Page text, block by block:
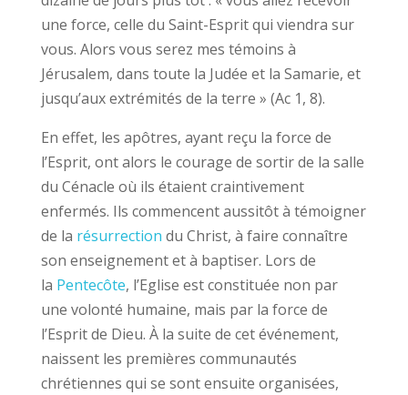
une force, celle du Saint-Esprit qui viendra sur
vous. Alors vous serez mes témoins à
Jérusalem, dans toute la Judée et la Samarie, et
jusqu’aux extrémités de la terre » (Ac 1, 8).
En effet, les apôtres, ayant reçu la force de
l’Esprit, ont alors le courage de sortir de la salle
du Cénacle où ils étaient craintivement
enfermés. Ils commencent aussitôt à témoigner
de la résurrection du Christ, à faire connaître
son enseignement et à baptiser. Lors de
la Pentecôte, l’Eglise est constituée non par
une volonté humaine, mais par la force de
l’Esprit de Dieu. À la suite de cet événement,
naissent les premières communautés
chrétiennes qui se sont ensuite organisées,